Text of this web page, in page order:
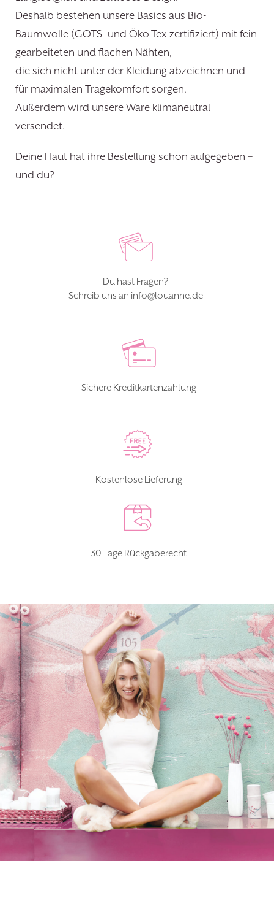
Deshalb bestehen unsere Basics aus Bio-
Baumwolle (GOTS- und Öko-Tex-zertifiziert) mit fein
gearbeiteten und flachen Nähten,
die sich nicht unter der Kleidung abzeichnen und
für maximalen Tragekomfort sorgen.
Außerdem wird unsere Ware klimaneutral
versendet.
Deine Haut hat ihre Bestellung schon aufgegeben –
und du?
Du hast Fragen?
Schreib uns an info@louanne.de
Sichere Kreditkartenzahlung
Kostenlose Lieferung
30 Tage Rückgaberecht